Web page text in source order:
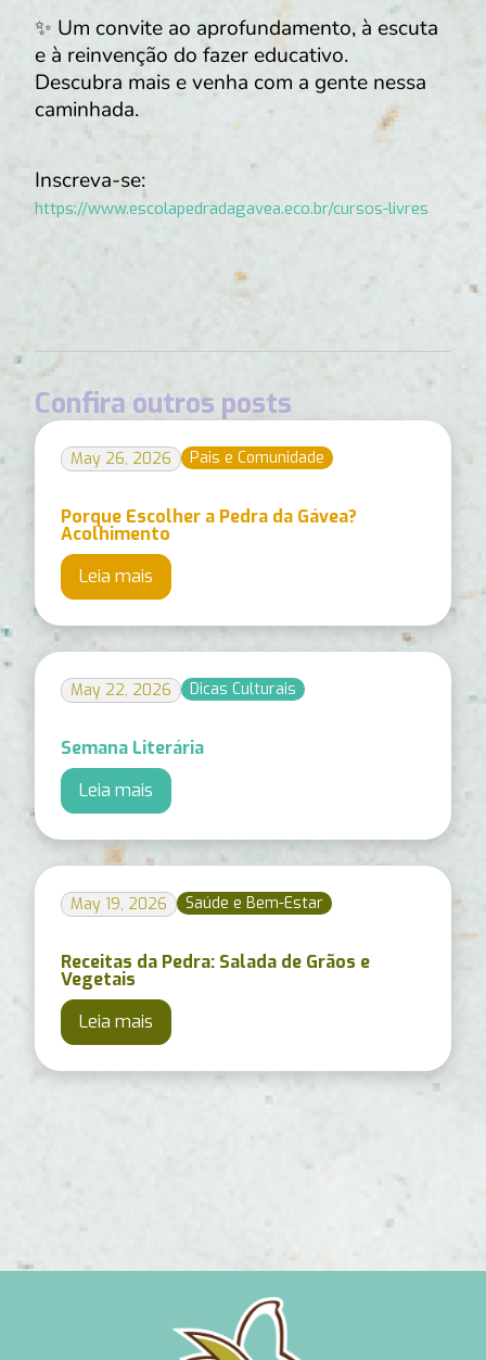
✨ Um convite ao aprofundamento, à escuta
e à reinvenção do fazer educativo.
Descubra mais e venha com a gente nessa
caminhada.
Inscreva-se:
https://www.escolapedradagavea.eco.br/cursos-livres
Confira outros posts
May 26, 2026 Pais e Comunidade
Porque Escolher a Pedra da Gávea?
Acolhimento
Leia mais
May 22, 2026 Dicas Culturais
Semana Literária
Leia mais
May 19, 2026 Saúde e Bem-Estar
Receitas da Pedra: Salada de Grãos e
Vegetais
Leia mais